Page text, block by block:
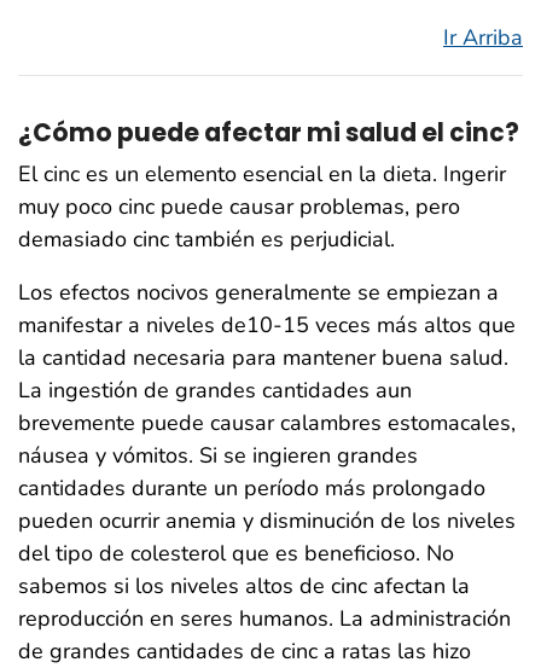
Ir Arriba
¿Cómo puede afectar mi salud el cinc?
El cinc es un elemento esencial en la dieta. Ingerir
muy poco cinc puede causar problemas, pero
demasiado cinc también es perjudicial.
Los efectos nocivos generalmente se empiezan a
manifestar a niveles de10-15 veces más altos que
la cantidad necesaria para mantener buena salud.
La ingestión de grandes cantidades aun
brevemente puede causar calambres estomacales,
náusea y vómitos. Si se ingieren grandes
cantidades durante un período más prolongado
pueden ocurrir anemia y disminución de los niveles
del tipo de colesterol que es beneficioso. No
sabemos si los niveles altos de cinc afectan la
reproducción en seres humanos. La administración
de grandes cantidades de cinc a ratas las hizo